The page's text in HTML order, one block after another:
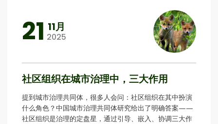
21 11月
2025
社区组织在城市治理中，三大作用
提到城市治理共同体，很多人会问：社区组织在其中扮演
什么角色？中国城市治理共同体研究给出了明确答案——
社区组织是治理的定盘星，通过引导、嵌入、协调三大作